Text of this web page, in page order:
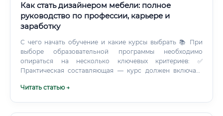
Как стать дизайнером мебели: полное
руководство по профессии, карьере и
заработку
С чего начать обучение и какие курсы выбрать 📚 При
выборе образовательной программы необходимо
опираться на несколько ключевых критериев: ✅
Практическая составляющая — курс должен включать
наставника — обратная связь от практикующего
Читать статью →